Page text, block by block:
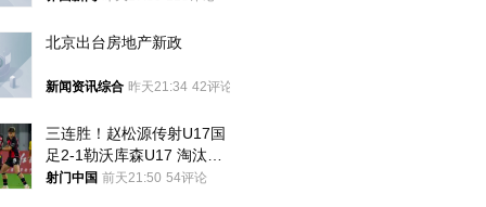
北京出台房地产新政
新闻资讯综合 昨天21:34 42评论
三连胜！赵松源传射U17国
足2-1勒沃库森U17 淘汰赛
将战河床
射门中国 前天21:50 54评论